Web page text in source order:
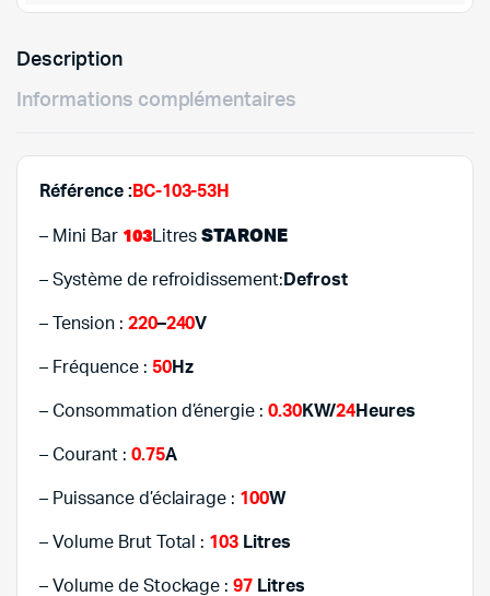
quantity
Description
Informations complémentaires
Référence :BC-103-53H
– Mini Bar 103LitresSTARONE
– Système de refroidissement: Defrost
– Tension : 220–240V
– Fréquence : 50Hz
– Consommation d’énergie : 0.30KW/24Heures
– Courant : 0.75A
– Puissance d’éclairage : 100W
– Volume Brut Total : 103 Litres
– Volume de Stockage :97 Litres